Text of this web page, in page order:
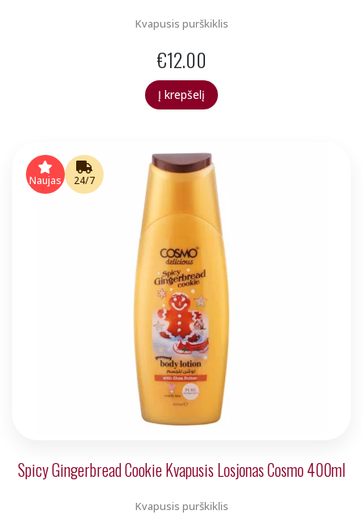
Kvapusis purškiklis
€12.00
Į krepšelį
Naujas 24/7
Spicy Gingerbread Cookie Kvapusis Losjonas Cosmo 400ml
Kvapusis purškiklis